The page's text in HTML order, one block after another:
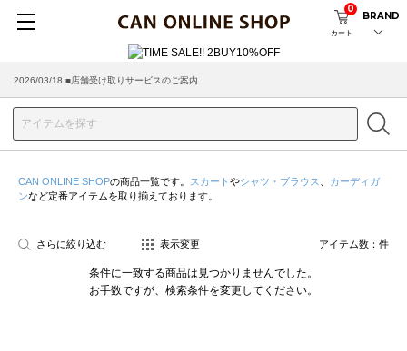
カート
0
BRAND
2026/03/18 ■店舗受け取りサービスのご案内
CAN ONLINE SHOPの商品一覧です。 スカート やシャツ・ブラウス
カーディガ
ンなど定番アイテムを取り揃えております。
さらに絞り込む 表示変更 アイテム数： 件
条件に一致する商品は見つかりませんでした。
お手数ですが、検索条件を変更してください。